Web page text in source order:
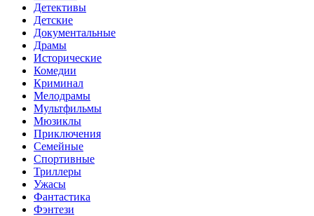
Детективы
Детские
Документальные
Драмы
Исторические
Комедии
Криминал
Мелодрамы
Мультфильмы
Мюзиклы
Приключения
Семейные
Спортивные
Триллеры
Ужасы
Фантастика
Фэнтези